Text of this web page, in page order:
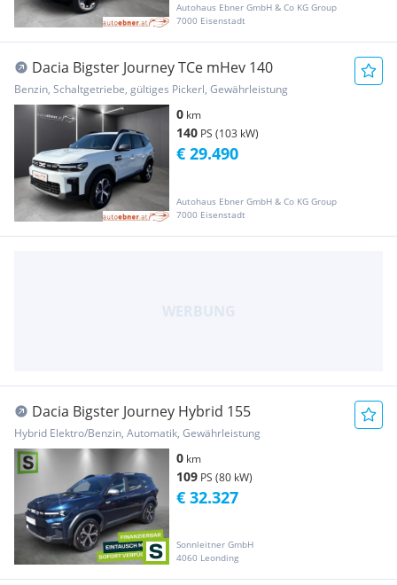
Autohaus Ebner GmbH & Co KG Group
7000 Eisenstadt
Dacia Bigster Journey TCe mHev 140
Benzin, Schaltgetriebe, gültiges Pickerl, Gewährleistung
0 km
140 PS (103 kW)
Autohaus Ebner GmbH & Co KG Group
7000 Eisenstadt
€ 29.490
Dacia Bigster Journey Hybrid 155
Hybrid Elektro/Benzin, Automatik, Gewährleistung
0 km
109 PS (80 kW)
Sonnleitner GmbH
4060 Leonding
€ 32.327